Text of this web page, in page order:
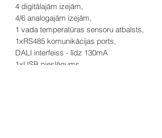
4 digitālajām izejām,
4/6 analogajām izejām,
1 vada temperatūras sensoru atbalsts,
1xRS485 komunikācijas ports,
DALI interfeiss - līdz 130mA
1xUSB pieslēgums,